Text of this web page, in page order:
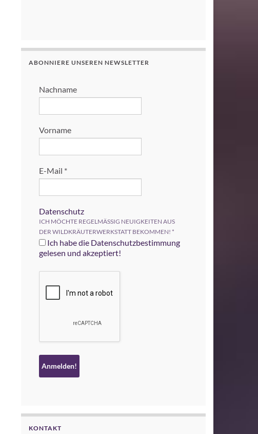
ABONNIERE UNSEREN NEWSLETTER
Nachname
Vorname
E-Mail *
Datenschutz
ICH MÖCHTE REGELMÄSSIG NEUIGKEITEN AUS
DER WILDKRÄUTERWERKSTATT BEKOMMEN! *
Ich habe die Datenschutzbestimmung
gelesen und akzeptiert!
KONTAKT